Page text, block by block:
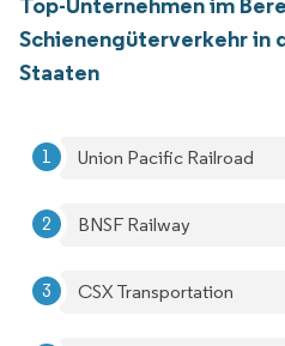
Schienengüterverkehr in
Staaten
Union Pacific Railroad
BNSF Railway
CSX Transportation